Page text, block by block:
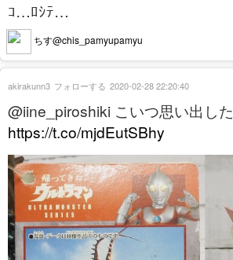
ｺ…ﾛｼﾃ…
ちす@chis_pamyupamyu
@iine_piroshiki こいつ思い出した
https://t.co/mjdEutSBhy
akirakunn3 フォローする 2020-02-28 22:20:40